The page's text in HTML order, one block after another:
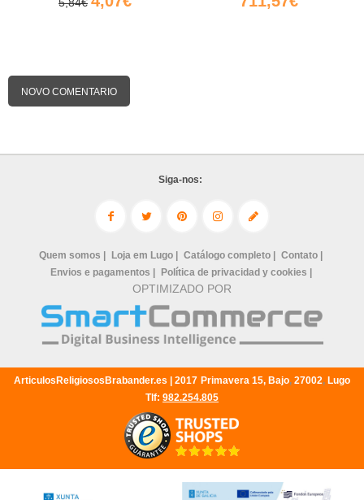
NOVO COMENTARIO
Siga-nos:
Quem somos | Loja em Lugo | Catálogo completo |
Contato |
Envios e pagamentos |
Política de privacidad y cookies |
OPTIMIZADO POR
ArticulosReligiososBrabander.es | 2017 Primavera 15, Bajo, 27002, Lugo
Tlf: 982.254.805